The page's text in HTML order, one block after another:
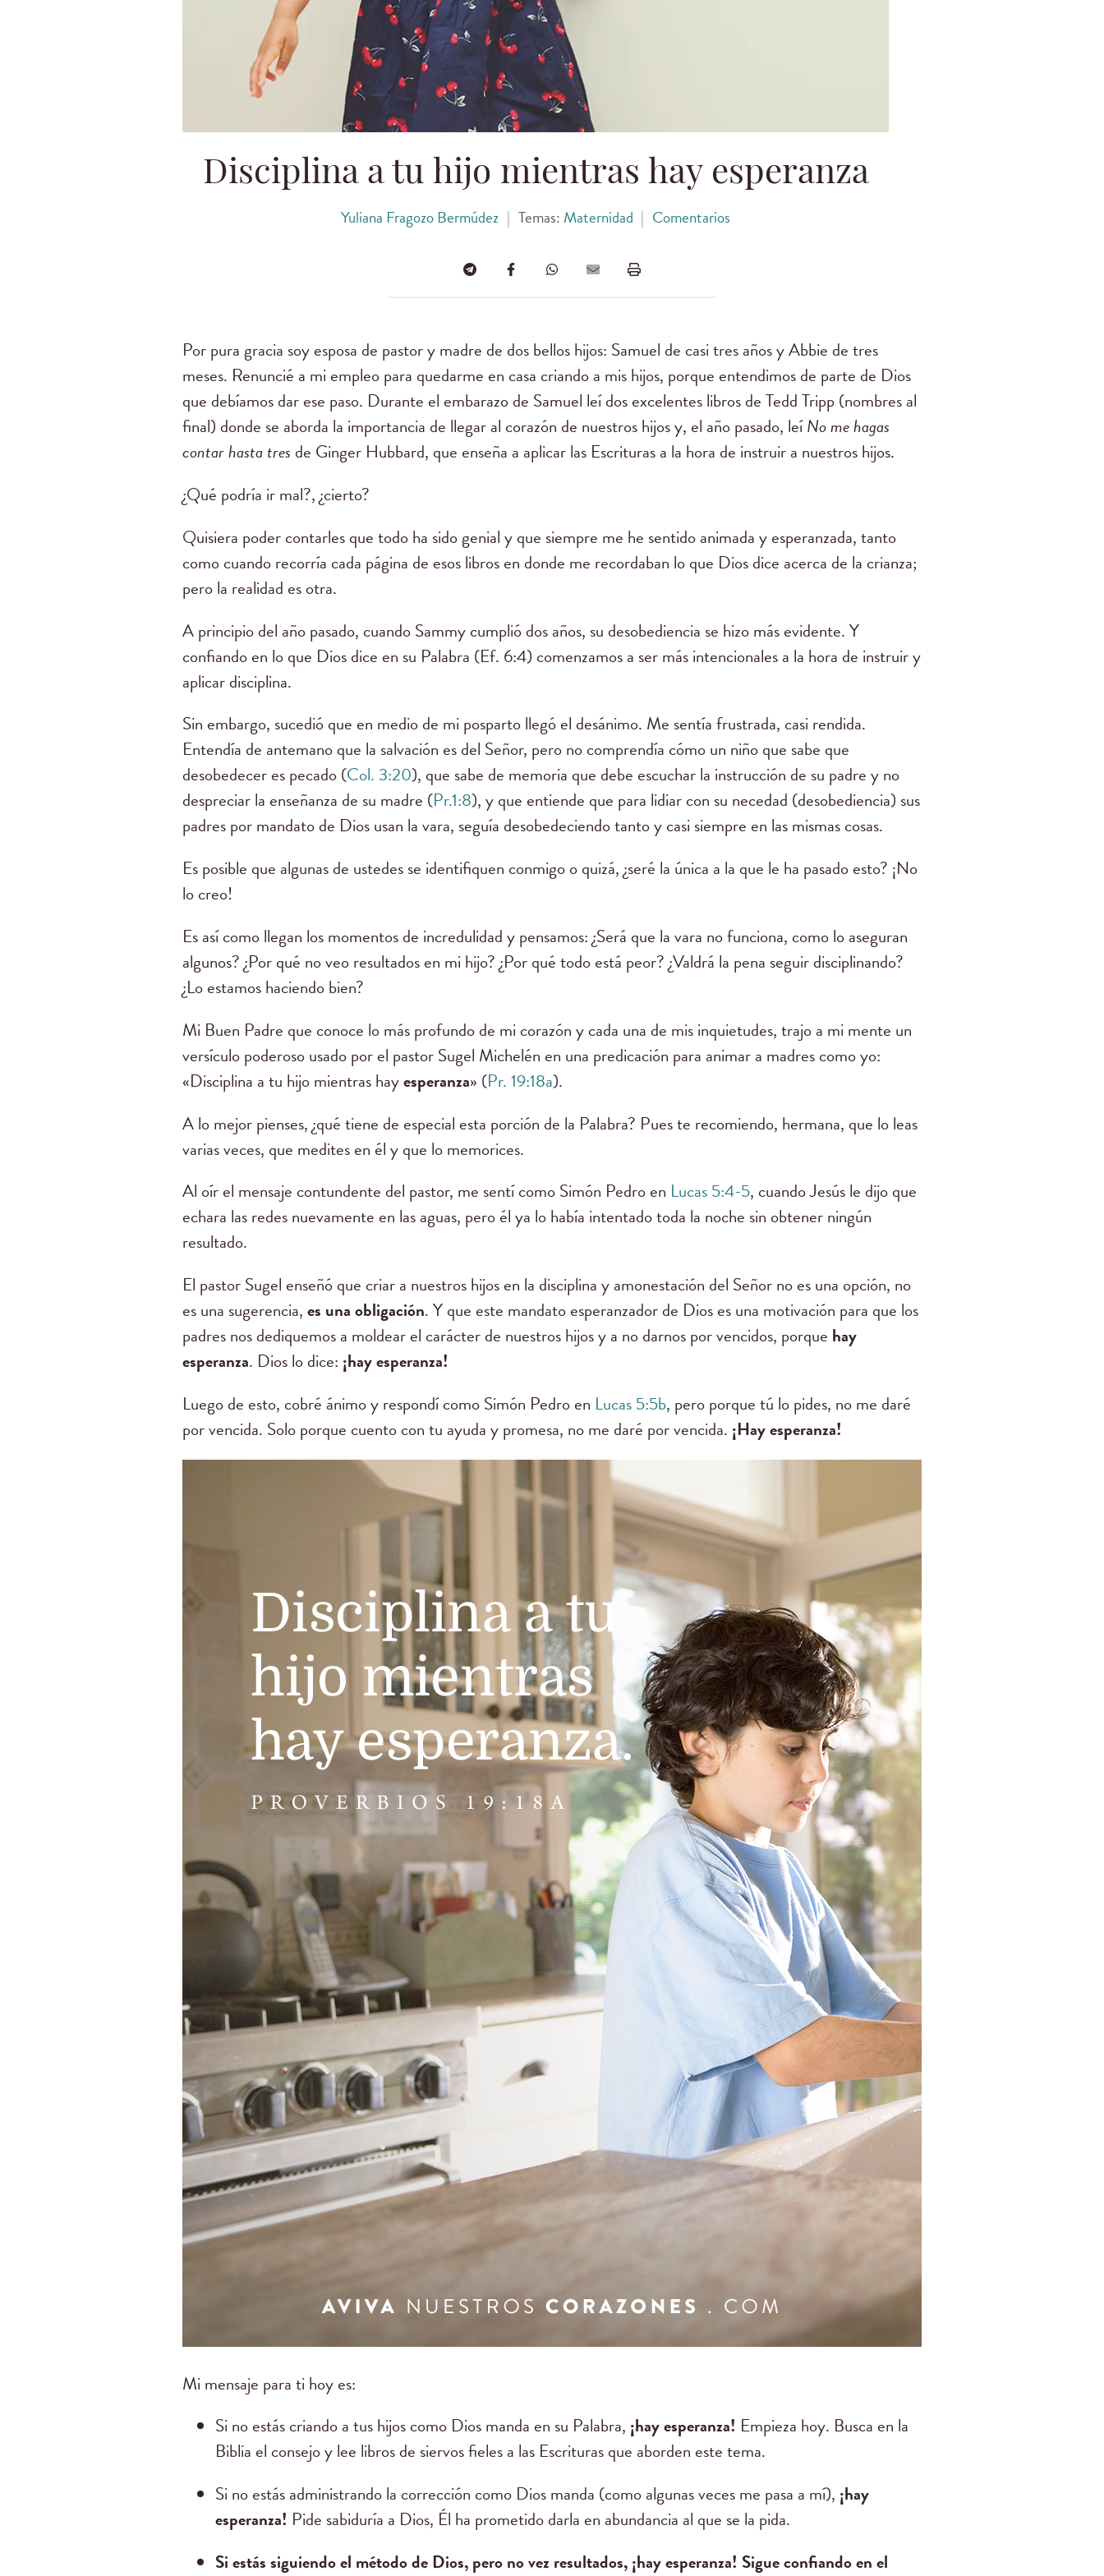
Disciplina a tu hijo mientras hay esperanza
Yuliana Fragozo Bermúdez | Temas: Maternidad | Comentarios
Por pura gracia soy esposa de pastor y madre de dos bellos hijos: Samuel de casi tres años y Abbie de tres
meses. Renuncié a mi empleo para quedarme en casa criando a mis hijos, porque entendimos de parte de Dios
que debíamos dar ese paso. Durante el embarazo de Samuel leí dos excelentes libros de Tedd Tripp (nombres al
final) donde se aborda la importancia de llegar al corazón de nuestros hijos y, el año pasado, leíNo me hagas
contar hasta tres de Ginger Hubbard, que enseña a aplicar las Escrituras a la hora de instruir a nuestros hijos.
¿Qué podría ir mal?, ¿cierto?
Quisiera poder contarles que todo ha sido genial y que siempre me he sentido animada y esperanzada, tanto
como cuando recorría cada página de esos libros en donde me recordaban lo que Dios dice acerca de la crianza;
pero la realidad es otra.
A principio del año pasado, cuando Sammy cumplió dos años, su desobediencia se hizo más evidente. Y
confiando en lo que Dios dice en su Palabra (Ef. 6:4) comenzamos a ser más intencionales a la hora de instruir y
aplicar disciplina.
Sin embargo, sucedió que en medio de mi posparto llegó el desánimo. Me sentía frustrada, casi rendida.
Entendía de antemano que la salvación es del Señor, pero no comprendía cómo un niño que sabe que
desobedecer es pecado (Col. 3:20), que sabe de memoria que debe escuchar la instrucción de su padre y no
despreciar la enseñanza de su madre (Pr.1:8), y que entiende que para lidiar con su necedad (desobediencia) sus
padres por mandato de Dios usan la vara, seguía desobedeciendo tanto y casi siempre en las mismas cosas.
Es posible que algunas de ustedes se identifiquen conmigo o quizá, ¿seré la única a la que le ha pasado esto? ¡No
lo creo!
Es así como llegan los momentos de incredulidad y pensamos: ¿Será que la vara no funciona, como lo aseguran
algunos? ¿Por qué no veo resultados en mi hijo? ¿Por qué todo está peor? ¿Valdrá la pena seguir disciplinando?
¿Lo estamos haciendo bien?
Mi Buen Padre que conoce lo más profundo de mi corazón y cada una de mis inquietudes, trajo a mi mente un
versículo poderoso usado por el pastor Sugel Michelén en una predicación para animar a madres como yo:
«Disciplina a tu hijo mientras hayesperanza» (Pr. 19:18a).
A lo mejor pienses, ¿qué tiene de especial esta porción de la Palabra? Pues te recomiendo, hermana, que lo leas
varias veces, que medites en él y que lo memorices.
Al oír el mensaje contundente del pastor, me sentí como Simón Pedro en Lucas 5:4-5, cuando Jesús le dijo que
echara las redes nuevamente en las aguas, pero él ya lo había intentado toda la noche sin obtener ningún
resultado.
El pastor Sugel enseñó que criar a nuestros hijos en la disciplina y amonestación del Señor no es una opción, no
es una sugerencia,es una obligación. Y que este mandato esperanzador de Dios es una motivación para que los
padres nos dediquemos a moldear el carácter de nuestros hijos y a no darnos por vencidos, porque hay
esperanza. Dios lo dice: ¡hay esperanza!
Luego de esto, cobré ánimo y respondí como Simón Pedro en Lucas 5:5b, pero porque tú lo pides, no me daré
por vencida. Solo porque cuento con tu ayuda y promesa, no me daré por vencida. ¡Hay esperanza!
Mi mensaje para ti hoy es:
Si no estás criando a tus hijos como Dios manda en su Palabra, ¡hay esperanza! Empieza hoy. Busca en la
Biblia el consejo y lee libros de siervos fieles a las Escrituras que aborden este tema.
Si no estás administrando la corrección como Dios manda (como algunas veces me pasa a mí), ¡hay
esperanza! Pide sabiduría a Dios, Él ha prometido darla en abundancia al que se la pida.
Si estás siguiendo el método de Dios, pero no vez resultados,¡hay esperanza! Sigue confiando en el